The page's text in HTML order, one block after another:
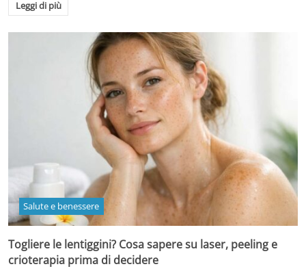
Leggi di più
Salute e benessere
Togliere le lentiggini? Cosa sapere su laser, peeling e
crioterapia prima di decidere